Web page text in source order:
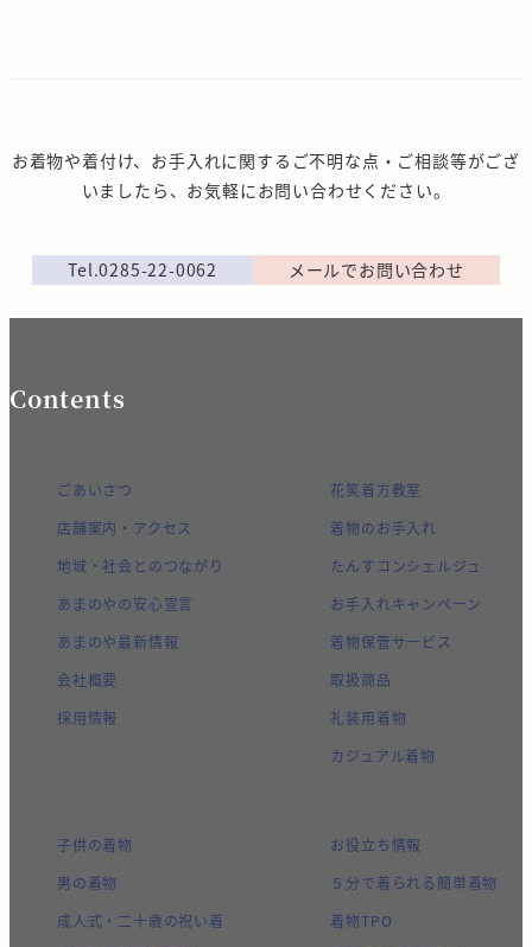
お着物や着付け、お手入れに関するご不明な点・ご相談等がござ
いましたら、お気軽にお問い合わせください。
Tel.0285-22-0062 メールでお問い合わせ
Contents
ごあいさつ
店舗案内・アクセス
地域・社会とのつながり
あまのやの安心宣言
あまのや最新情報
会社概要
採用情報
花笑着方教室
着物のお手入れ
たんすコンシェルジュ
お手入れキャンペーン
着物保管サービス
取扱商品
礼装用着物
カジュアル着物
子供の着物
男の着物
成人式・二十歳の祝い着
お役立ち情報
５分で着られる簡単着物
着物TPO